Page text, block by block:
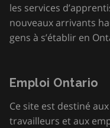
les services
nouveaux arrivants
gens à s’établir en
Emploi Ontario
Ce site est destiné
travailleurs et aux